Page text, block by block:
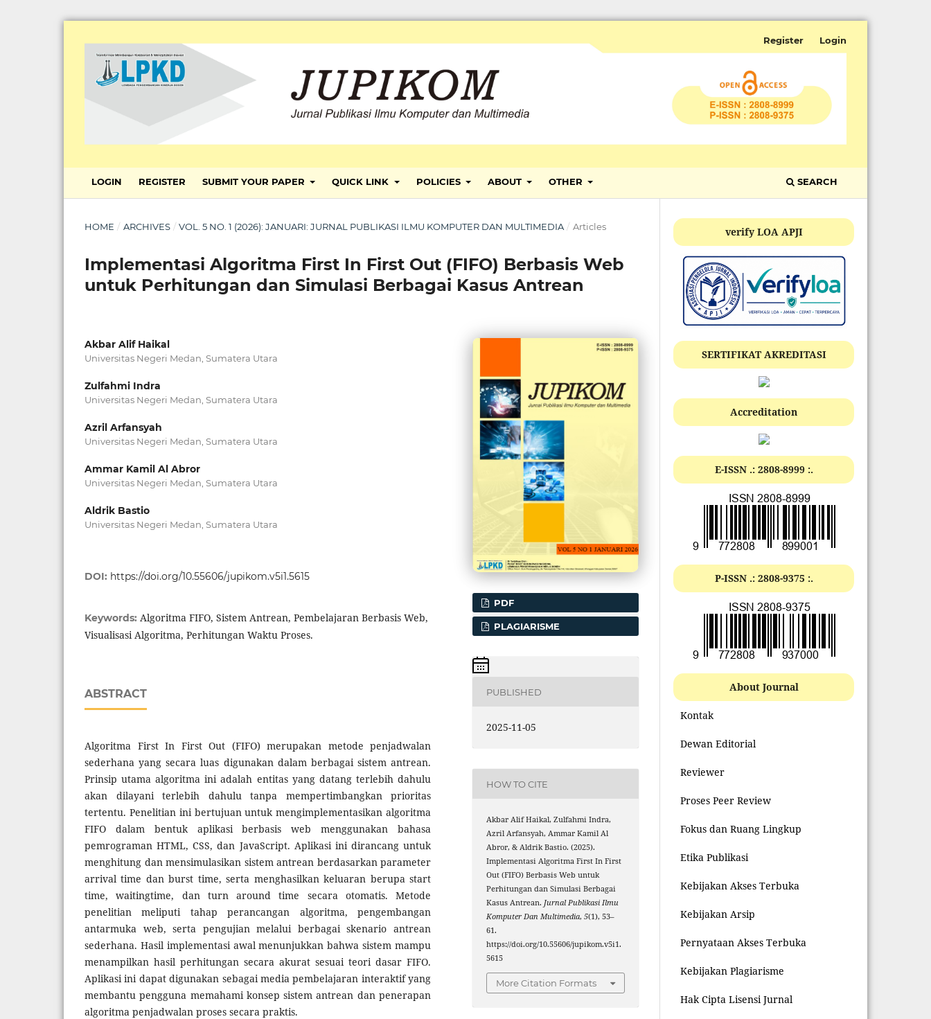
LOGIN REGISTER SUBMIT YOUR PAPER QUICK LINK POLICIES ABOUT OTHER SEARCH
Register Login
HOME / ARCHIVES / VOL. 5 NO. 1 (2026): JANUARI: JURNAL PUBLIKASI ILMU KOMPUTER DAN MULTIMEDIA / Articles
Implementasi Algoritma First In First Out (FIFO) Berbasis Web
untuk Perhitungan dan Simulasi Berbagai Kasus Antrean
Akbar Alif Haikal
Universitas Negeri Medan, Sumatera Utara
Zulfahmi Indra
Universitas Negeri Medan, Sumatera Utara
Azril Arfansyah
Universitas Negeri Medan, Sumatera Utara
Ammar Kamil Al Abror
Universitas Negeri Medan, Sumatera Utara
Aldrik Bastio
Universitas Negeri Medan, Sumatera Utara
DOI: https://doi.org/10.55606/jupikom.v5i1.5615
Keywords: Algoritma FIFO, Sistem Antrean, Pembelajaran Berbasis Web,
Visualisasi Algoritma, Perhitungan Waktu Proses.
ABSTRACT
Algoritma First In First Out (FIFO) merupakan metode penjadwalan
sederhana yang secara luas digunakan dalam berbagai sistem antrean.
Prinsip utama algoritma ini adalah entitas yang datang terlebih dahulu
akan dilayani terlebih dahulu tanpa mempertimbangkan prioritas
tertentu. Penelitian ini bertujuan untuk mengimplementasikan algoritma
FIFO dalam bentuk aplikasi berbasis web menggunakan bahasa
pemrograman HTML, CSS, dan JavaScript. Aplikasi ini dirancang untuk
menghitung dan mensimulasikan sistem antrean berdasarkan parameter
arrival time dan burst time, serta menghasilkan keluaran berupa start
time, waitingtime, dan turn around time secara otomatis. Metode
penelitian meliputi tahap perancangan algoritma, pengembangan
antarmuka web, serta pengujian melalui berbagai skenario antrean
sederhana. Hasil implementasi awal menunjukkan bahwa sistem mampu
menampilkan hasil perhitungan secara akurat sesuai teori dasar FIFO.
Aplikasi ini dapat digunakan sebagai media pembelajaran interaktif yang
membantu pengguna memahami konsep sistem antrean dan penerapan
algoritma penjadwalan proses secara praktis.
PDF
PLAGIARISME
PUBLISHED
2025-11-05
HOW TO CITE
Akbar Alif Haikal, Zulfahmi Indra,
Azril Arfansyah, Ammar Kamil Al
Abror, & Aldrik Bastio. (2025).
Implementasi Algoritma First In First
Out (FIFO) Berbasis Web untuk
Perhitungan dan Simulasi Berbagai
Kasus Antrean.Jurnal Publikasi Ilmu
Komputer Dan Multimedia,5(1), 53–
61.
https://doi.org/10.55606/jupikom.v5i1.
5615
More Citation Formats
verify LOA APJI
SERTIFIKAT AKREDITASI
Accreditation
E-ISSN .: 2808-8999:.
P-ISSN .: 2808-9375 :.
About Journal
Kontak
Dewan Editorial
Reviewer
Proses Peer Review
Fokus dan Ruang Lingkup
Etika Publikasi
Kebijakan Akses Terbuka
Kebijakan Arsip
Pernyataan Akses Terbuka
Kebijakan Plagiarisme
Hak Cipta Lisensi Jurnal